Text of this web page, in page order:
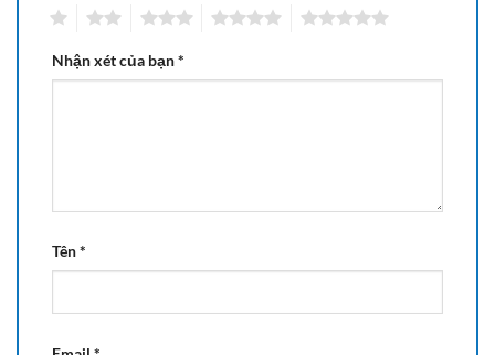
Nhận xét của bạn*
Tên*